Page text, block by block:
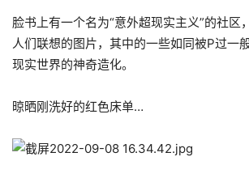
脸书上有一个名为“意外超现实主义”的社区
人们联想的图片，其中的一些如同被P过一
现实世界的神奇造化。
晾晒刚洗好的红色床单…